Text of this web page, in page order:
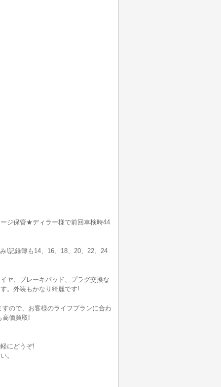
ジ保管★ディラー様で前回車検時44
!記録簿も14、16、18、20、22、24
ヤ、ブレーキパッド、プラグ交換な
。外装もかなり綺麗です!
ので、お客様のライフプランに合わ
高価買取!
にどうぞ!
。